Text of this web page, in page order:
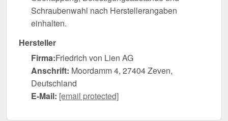
Schraubenwahl nach Herstellerangaben
einhalten.
Hersteller
Firma:Friedrich von Lien AG
Anschrift: Moordamm 4, 27404 Zeven,
Deutschland
E-Mail: [email protected]